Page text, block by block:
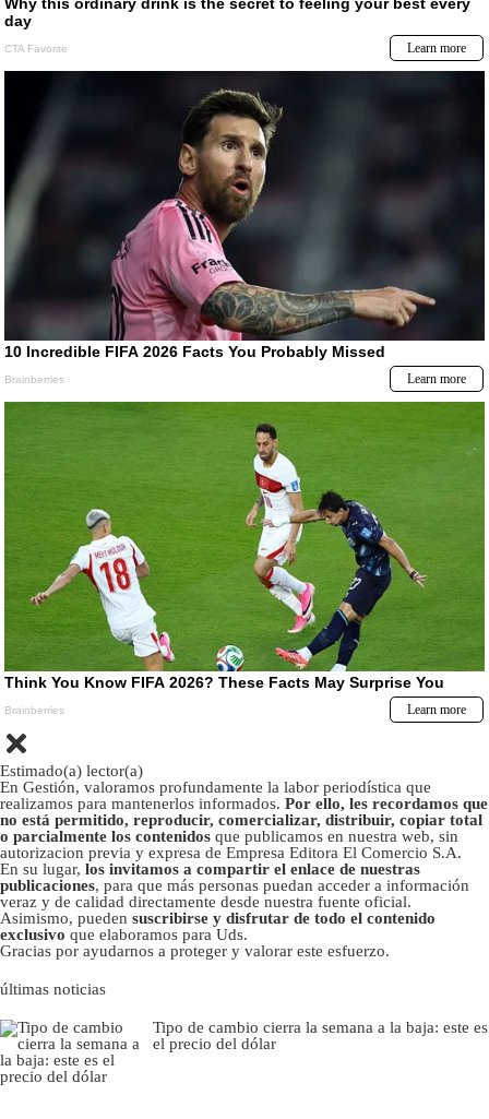
Estimado(a) lector(a)
En Gestión, valoramos profundamente la labor periodística que
realizamos para mantenerlos informados. Por ello, les recordamos que
no está permitido, reproducir, comercializar, distribuir, copiar total
o parcialmente los contenidos que publicamos en nuestra web, sin
autorizacion previa y expresa de Empresa Editora El Comercio S.A.
En su lugar, los invitamos a compartir el enlace de nuestras
publicaciones, para que más personas puedan acceder a información
veraz y de calidad directamente desde nuestra fuente oficial.
Asimismo, pueden suscribirse y disfrutar de todo el contenido
exclusivo que elaboramos para Uds.
Gracias por ayudarnos a proteger y valorar este esfuerzo.
últimas noticias
Tipo de cambio cierra la semana a la baja: este es
el precio del dólar